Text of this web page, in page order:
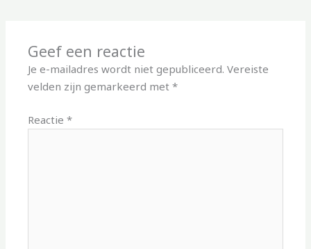
Geef een reactie
Je e-mailadres wordt niet gepubliceerd. Vereiste
velden zijn gemarkeerd met*
Reactie*